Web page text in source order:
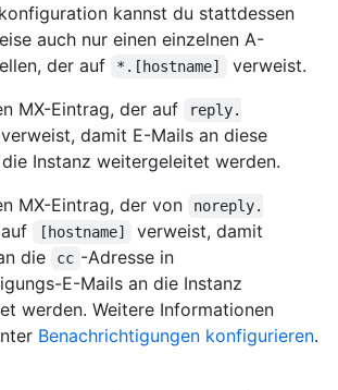
kannst du stattdessen
auch nur einen einzelnen A-
der auf
*.[hostname]
verweist.
MX-Eintrag, der auf
reply.
verweist, damit E-Mails an diese
Instanz weitergeleitet werden.
MX-Eintrag, der von
noreply.
auf [hostname]
verweist, damit
die
cc -Adresse in
E-Mails an die Instanz
werden. Weitere Informationen
Benachrichtigungen konfigurieren.